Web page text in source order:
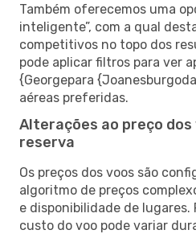
Também oferecemos uma
inteligente”, com a qual
competitivos no topo dos
pode aplicar filtros para ver
{Georgepara
aéreas preferidas.
Alterações ao preço
reserva
Os preços dos voos são
algoritmo de preços
e disponibilidade de lugares.
custo do voo pode variar